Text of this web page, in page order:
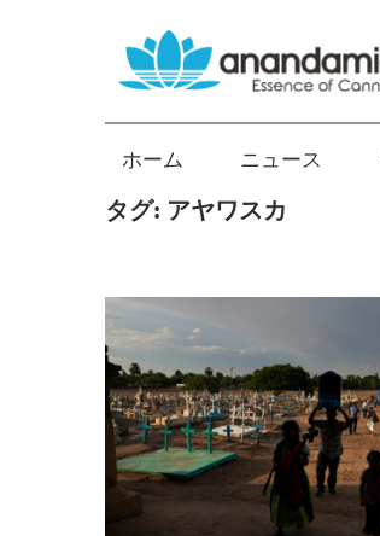
テ
ン
ツ
ス
ッ
プ
ホーム
ニュース
タグ: アヤワスカ